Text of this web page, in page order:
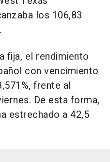
los 106,83
fija, el rendimiento
con vencimiento
frente al
De esta forma,
estrechado a 42,5